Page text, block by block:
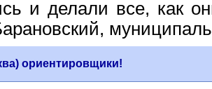
и делали все, как
ориентировщики!